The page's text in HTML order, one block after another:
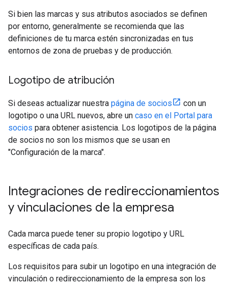
Si bien las marcas y sus atributos asociados se definen
por entorno, generalmente se recomienda que las
definiciones de tu marca estén sincronizadas en tus
entornos de zona de pruebas y de producción.
Logotipo de atribución
Si deseas actualizar nuestra página de socios
con un
logotipo o una URL nuevos, abre un caso en el Portal para
socios para obtener asistencia. Los logotipos de la página
de socios no son los mismos que se usan en
"Configuración de la marca".
Integraciones de redireccionamientos
y vinculaciones de la empresa
Cada marca puede tener su propio logotipo y URL
específicas de cada país.
Los requisitos para subir un logotipo en una integración de
vinculación o redireccionamiento de la empresa son los